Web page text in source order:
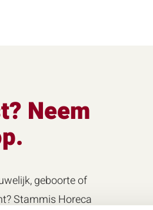
Neem
geboorte of
Stammis Horeca